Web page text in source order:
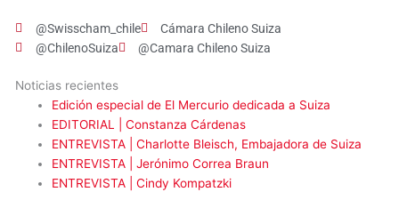
@Swisscham_chile
Cámara Chileno Suiza
@ChilenoSuiza
@Camara Chileno Suiza
Noticias recientes
Edición especial de El Mercurio dedicada a Suiza
EDITORIAL | Constanza Cárdenas
ENTREVISTA | Charlotte Bleisch, Embajadora de Suiza
ENTREVISTA | Jerónimo Correa Braun
ENTREVISTA | Cindy Kompatzki